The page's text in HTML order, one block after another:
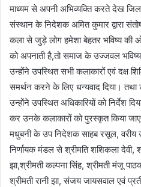
माध्यम से अपनी अभिव्यक्ति करते देख
संस्थान के निदेशक अमित कुमार द्वारा
कला से जुड़े लोग हमेशा बेहतर भविष्य की
को अपनाती है,तो समाज के उज्जवल
उन्होंने उपस्थित सभी कलाकारों एवं दक्ष
समर्थन करने के लिए धन्यवाद दिया।
उन्होंने उपस्थित अधिकारियों को निर्देश
कर उनके कलाकारों को पुरस्कृत किया
मधुबनी के उप निदेशक साहब रसूल, वरीय
निर्णायक मंडल से श्रीमति शशिकला देवी,
झा,श्रीमती कल्पना सिंह, श्रीमती मंजू
श्रीमती रानी झा, संजय जायसवाल एवं